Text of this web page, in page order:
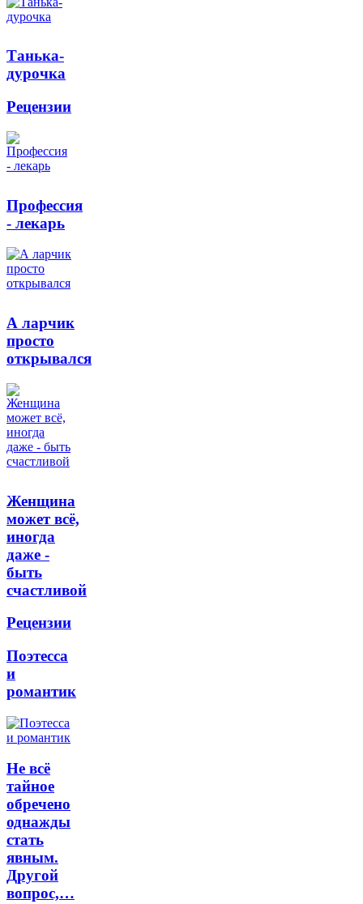
Танька-
дурочка
Рецензии
Профессия
- лекарь
А ларчик
просто
открывался
Женщина
может всё,
иногда
даже -
быть
счастливой
Рецензии
Поэтесса
и
романтик
Не всё
тайное
обречено
однажды
стать
явным.
Другой
вопрос,…